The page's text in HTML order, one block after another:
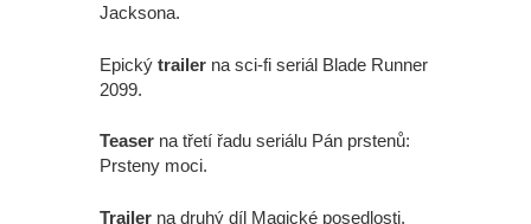
Jacksona.
Epický trailer na sci-fi seriál Blade Runner
2099.
Teaser na třetí řadu seriálu Pán prstenů:
Prsteny moci.
Trailer na druhý díl Magické posedlosti.